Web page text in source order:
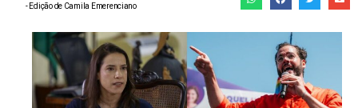
- Edição de Camila Emerenciano